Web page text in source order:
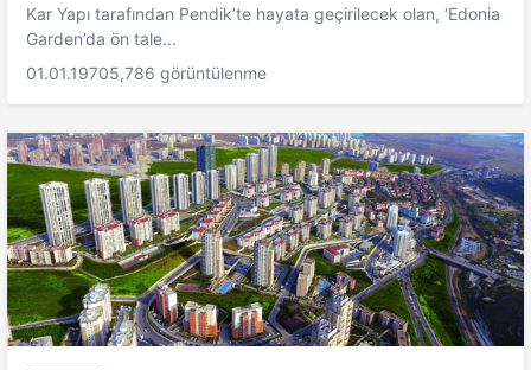
Kar Yapı tarafından Pendik’te hayata geçirilecek olan, ‘Edonia
Garden’da ön tale...
01.01.19705,786 görüntülenme